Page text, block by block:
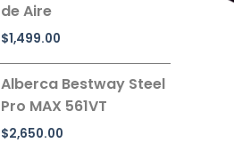
de Aire
$1,499.00
Alberca Bestway Steel
Pro MAX 561VT
$2,650.00